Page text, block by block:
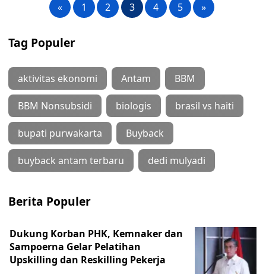
« 1 2 3 4 5 »
Tag Populer
aktivitas ekonomi Antam BBM
BBM Nonsubsidi biologis brasil vs haiti
bupati purwakarta Buyback
buyback antam terbaru dedi mulyadi
Berita Populer
Dukung Korban PHK, Kemnaker dan
Sampoerna Gelar Pelatihan
Upskilling dan Reskilling Pekerja